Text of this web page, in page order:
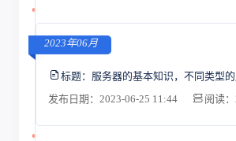
2023年06月
标题： 服务器的基本知识，不同类型
发布日期：2023-06-25 11:44
阅读